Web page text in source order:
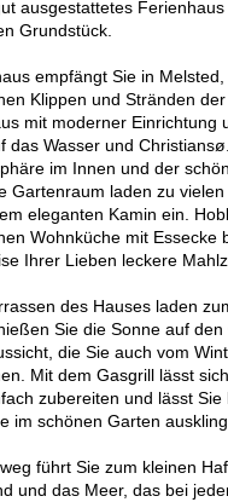
ausgestattetes
Grundstück.
empfängt Sie in
Klippen und Stränden
mit moderner Einrichtung
das Wasser und
im Innen und der
Gartenraum laden zu
eleganten Kamin ein.
Wohnküche mit Essecke
Ihrer Lieben leckere
des Hauses laden
Sie die Sonne auf
die Sie auch vom
Mit dem Gasgrill lässt
zubereiten und lässt Sie
im schönen Garten
führt Sie zum kleinen
und das Meer, das bei